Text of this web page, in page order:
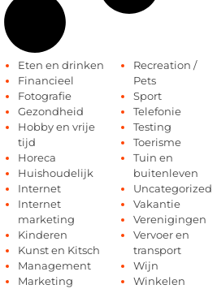
Eten en drinken
Financieel
Fotografie
Gezondheid
Hobby en vrije
tijd
Horeca
Huishoudelijk
Internet
Internet
marketing
Kinderen
Kunst en Kitsch
Management
Marketing
Recreation /
Pets
Sport
Telefonie
Testing
Toerisme
Tuin en
buitenleven
Uncategorized
Vakantie
Verenigingen
Vervoer en
transport
Wijn
Winkelen